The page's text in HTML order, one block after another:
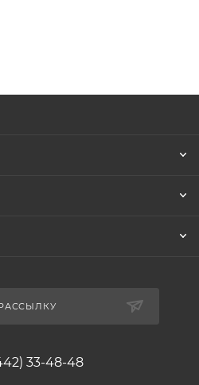
33-48-48